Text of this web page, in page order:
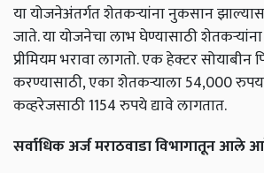
या योजनेअंतर्गत शेतकऱ्यांना नुकसान
जाते. या योजनेचा लाभ घेण्यासाठी
प्रीमियम भरावा लागतो. एक हेक्टर सोयाबीन
करण्यासाठी, एका शेतकऱ्याला 54,000
कव्हरेजसाठी 1154 रुपये द्यावे लागतात.
सर्वाधिक अर्ज मराठवाडा विभागातून आले